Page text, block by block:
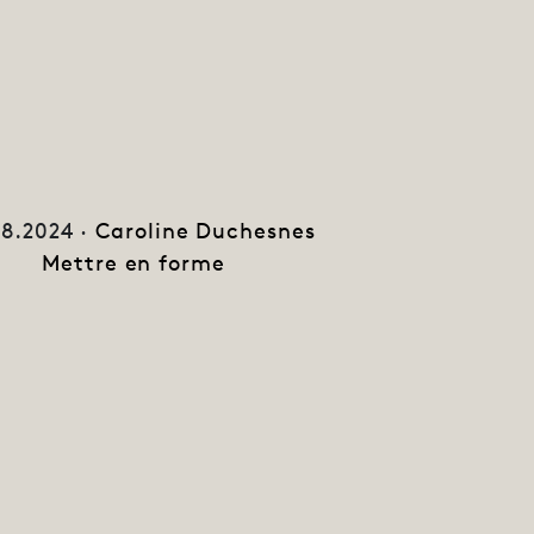
·Caroline Duchesnes
Mettre en forme